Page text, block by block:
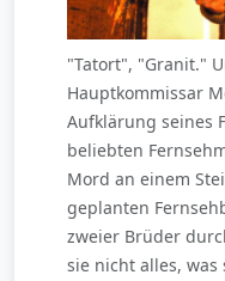
"Tatort", "Granit."
Hauptkommissar
Aufklärung seines
beliebten
Mord an einem
geplanten
zweier Brüder
sie nicht alles,